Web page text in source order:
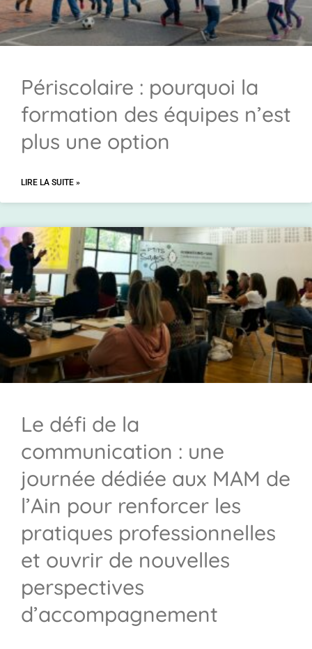
Périscolaire : pourquoi la
formation des équipes n’est
plus une option
LIRE LA SUITE »
Le défi de la
communication : une
journée dédiée aux MAM de
l’Ain pour renforcer les
pratiques professionnelles
et ouvrir de nouvelles
perspectives
d’accompagnement